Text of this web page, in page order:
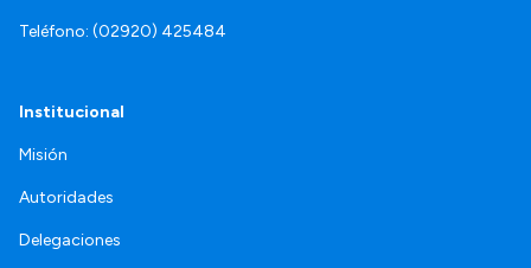
Teléfono: (02920) 425484
Institucional
Misión
Autoridades
Delegaciones